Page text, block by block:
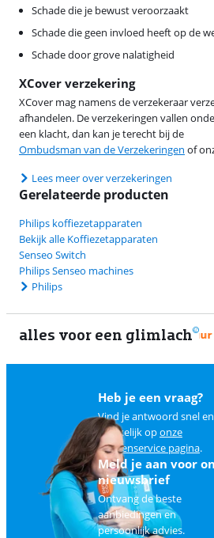
Schade die je bewust veroorzaakt
Schade die geen invloed heeft op de
Schade door grove nalatigheid
XCover verzekering
XCover mag namens de verzekeraar
afhandelen. De verzekeringen vallen
een klacht, dan kan je terecht bij de
Ombudsman van de Verzekeringen of
Lees meer over verzekeringen
Gerelateerde producten
Philips koffiezetapparaten
Bekijk alle Koffiezetapparaten
Senseo Switch
Philips Senseo machines
Philips
alles voor een glimlach
Heb je een vraag?
Vind je antwoord snel en
makkelijk oponze
klantenservice pagina.
Meld je aan voor
nieuwsbrief
Ontvang de beste
aanbiedingen en
persoonlijk advies.